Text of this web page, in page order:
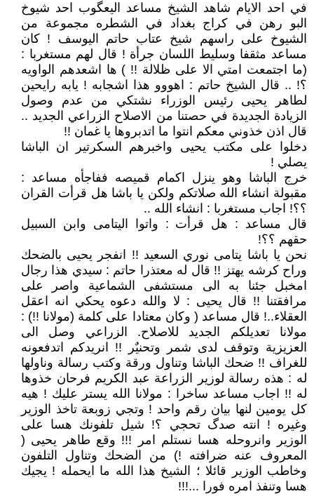
في احد الايام شاهد الشيخ مساعد اليعگوب احد شيوخ
البو رهن في كراج بغداد في الشطره مجموعة من
الشيوخ على راسهم شيخ عتاب حاتم اليوسف ! كان
مساعد مثقفا وسليط اللسان جرأة ! قال لهم مستغربا :
(ما اجتمعت امتي الا على ظلالة !! ) ها اشعدهم الواويه
؟! .. قال الشيخ حاتم : اهووو هذا اشجابه ! يابه رايحين
لطاهر يحيى رئيس الوزراء نشتكي من عدم وصول
الزيادة الجديدة في حصتنا من الاصلاح الزراعي الجديد ..
قال اذن خذوني معكم انتوا ما اتدبروها يا غمان !!
دخلوا على مكتب يحيى واخبرهم السكرتير ان الباشا
يصلي !
خرج الباشا وهو ينزل اكمام قميصه ففاجأه مساعد :
مقبولة انشاء الله صلاتكم ولكن يا باشا هل قرأت القران
؟؟! اجاب مستغربا : انشاء الله ..
قال مساعد : هل قرأت : واتوا اليتامى وابن السبيل
حقهم ؟؟!
نحن يا باشا يتامى نوري السعيد !! انفجر يحيى بالضحك
وراح كرشه يهتز !! قال له معتذرا حاتم : سيدي هذا رجال
امخبل جئنا به الى مستشفى الشماعية واصر على
مرافقتنا !! قال يحيى : لا والله دعوه يحكي انه اعقل
العقلاء..! قال مساعد ( وكان معتادا على كلمة (مولانا !!) :
مولانا تعديلكم الجديد للاصلاح. الزراعي وصل الى
العزيزية وتوقف لدى شمر وتحنيٌر !! انريدكم اتدفعونه
للغراف !! ضحك الباشا وتناول ورقة وكتب رسالة وناولها
له : هذه رسالة لوزير الزراعة عبد الكريم فرحان خذوها
له !! اجاب مساعد ساخرا : مولانا الله يستر عليك ! هيه
كل يومين لنها بيان رقم واحد ! وتجي زوبعة تاخذ الوزير
وغيره ! انته صدگ تحجي ؟! شيل تلفونك هسا على
الوزير وانروحله هسا نستلم امر !!! وقع طاهر يحيى (
المعروف عنه ضرافته !) من الضحك وتناول التلفون
وخاطب الوزير قائلا ؛ الشيخ هذا الله ما ايحمله ! يجيك
هسا وتنفذ امره فورا ...!!!